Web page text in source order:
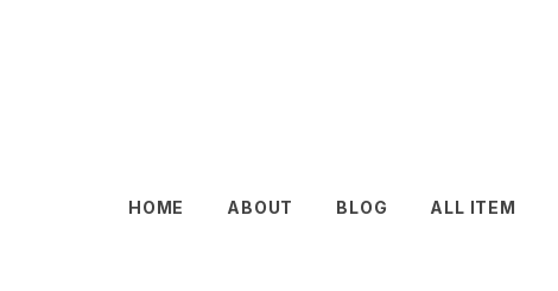
HOME ABOUT BLOG ALL ITEM